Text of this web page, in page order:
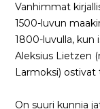
Vanhimmat
1500-luvun
1800-luvulla, kun
Aleksius Lietzen
Larmoksi) ostivat
On suuri kunnia